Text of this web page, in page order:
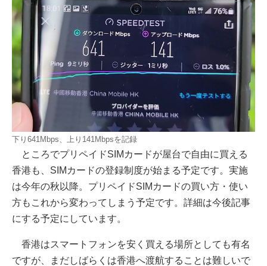
下り641Mbps、上り141Mbpsを記録
ところでプリペイドSIMカードが屋台で自由に買える
香港も、SIMカードの登録制度が始まる予定です。実施
は今年の秋以降。プリペイドSIMカードの買い方・使い
方もこれから変わってしまう予定です。詳細は今後記事
にする予定にしています。
香港はスマートフォンを安く買える場所としても有名
ですが、まだしばらくは香港へ渡航することは難しいで